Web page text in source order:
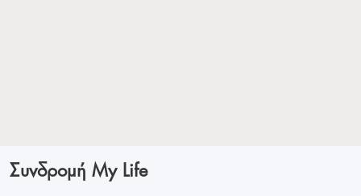
Συνδρομή My Life